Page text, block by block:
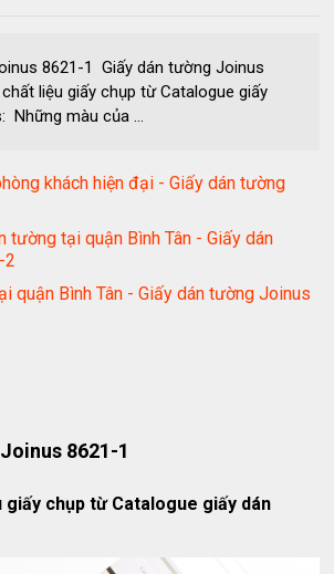
8621-1 Giấy dán tường Joinus
liệu giấy chụp từ Catalogue giấy
Những màu của ...
khách hiện đại - Giấy dán tường
tường tại quận Bình Tân - Giấy dán
2
quận Bình Tân - Giấy dán tường Joinus
8621-1
giấy chụp từ Catalogue giấy dán